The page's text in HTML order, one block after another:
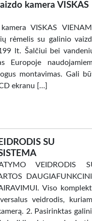
kamera VISKAS
VISKAS
rėmelis su galinio
lt. Šalčiui bei
Europoje
montavimas. Gali
ekranu […]
SU
VEIDRODIS
Viso
veidrodis,
2. Pasirinktas